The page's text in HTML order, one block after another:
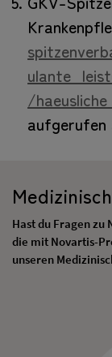
/
aufgerufen
Hast du Fragen
die mit Novartis-
unseren